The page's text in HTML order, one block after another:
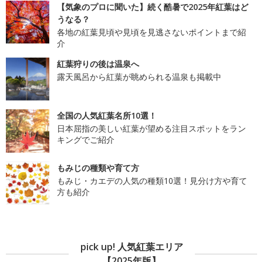
【気象のプロに聞いた】続く酷暑で2025年紅葉はど
うなる？
各地の紅葉見頃や見頃を見逃さないポイントまで紹
介
紅葉狩りの後は温泉へ
露天風呂から紅葉が眺められる温泉も掲載中
全国の人気紅葉名所10選！
日本屈指の美しい紅葉が望める注目スポットをラン
キングでご紹介
もみじの種類や育て方
もみじ・カエデの人気の種類10選！見分け方や育て
方も紹介
pick up! 人気紅葉エリア